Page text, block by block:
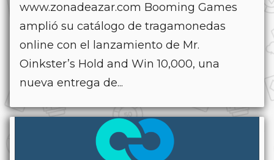
www.zonadeazar.com Booming Games
amplió su catálogo de tragamonedas
online con el lanzamiento de Mr.
Oinkster’s Hold and Win 10,000, una
nueva entrega de...